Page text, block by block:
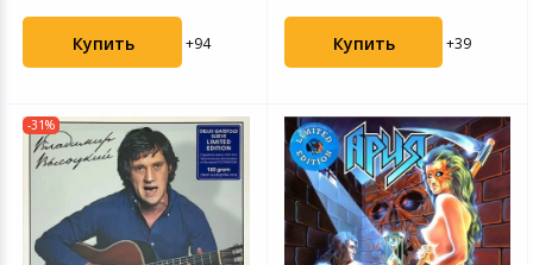
Купить +94 Купить +39
-31%